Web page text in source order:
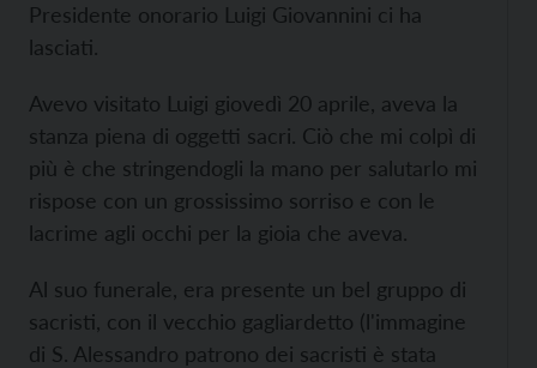
Presidente onorario Luigi Giovannini ci ha
lasciati.
Avevo visitato Luigi giovedì 20 aprile, aveva la
stanza piena di oggetti sacri. Ciò che mi colpì di
più è che stringendogli la mano per salutarlo mi
rispose con un grossissimo sorriso e con le
lacrime agli occhi per la gioia che aveva.
Al suo funerale, era presente un bel gruppo di
sacristi, con il vecchio gagliardetto (l'immagine
di S. Alessandro patrono dei sacristi è stata